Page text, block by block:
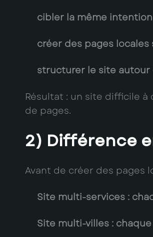
cibler la même intention
créer des pages locales
structurer le site autour
Résultat : un site difficile
de pages.
2) Différence
Avant de créer des pages
Site multi-services :
Site multi-villes :